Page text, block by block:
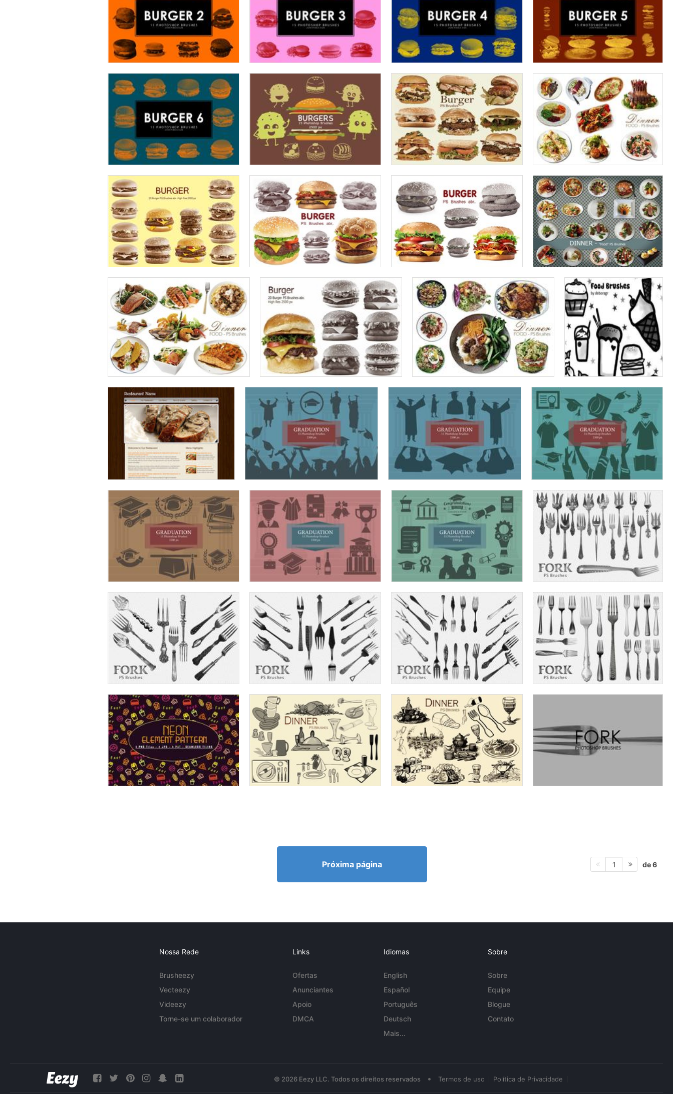
Próxima página 1 de 6
Nossa Rede
Brusheezy
Vecteezy
Videezy
Torne-se um colaborador
Links
Ofertas
Anunciantes
Apoio
DMCA
Idiomas
English
Español
Português
Deutsch
Mais...
Sobre
Sobre
Equipe
Blogue
Contato
© 2026 Eezy LLC. Todos os direitos reservados • Termos de uso Política de Privacidade